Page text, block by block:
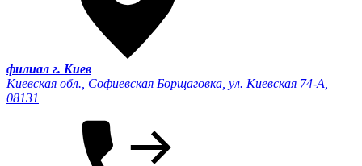
филиал г. Киев
Киевская обл., Софиевская Борщаговка, ул. Киевская 74-А,
08131